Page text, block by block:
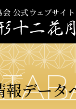
公式ウェブサイト
報データ